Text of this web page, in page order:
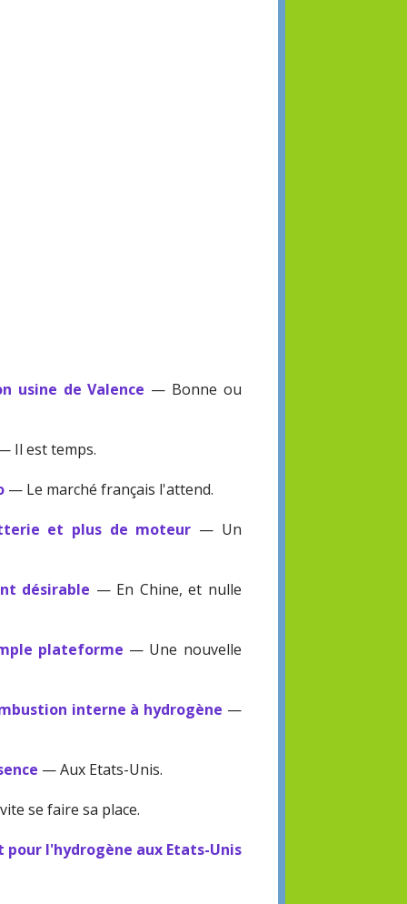
usine de Valence — Bonne ou
Il est temps.
— Le marché français l'attend.
et plus de moteur — Un
désirable — En Chine, et nulle
plateforme — Une nouvelle
interne à hydrogène —
— Aux Etats-Unis.
se faire sa place.
l'hydrogène aux Etats-Unis